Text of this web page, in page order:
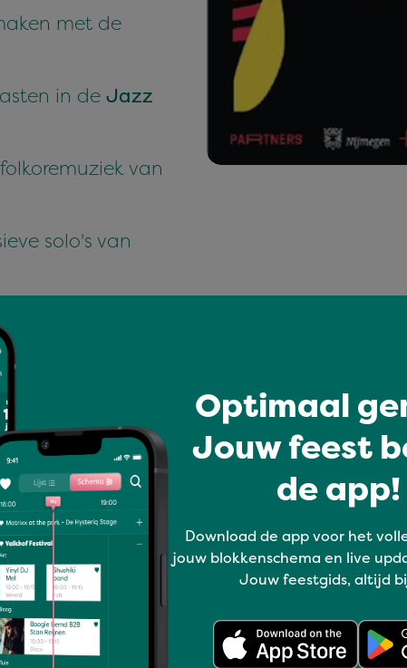
met de
in de Jazz
van
solo's van
programma
Optimaal
Jouw feest
de app!
Download de app voor het
jouw blokkenschema en live
Jouw feestgids, altijd